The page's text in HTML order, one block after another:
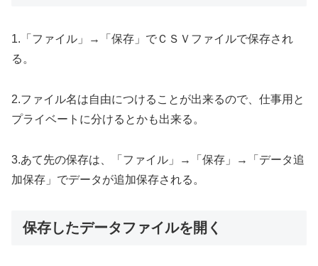
1.「ファイル」→「保存」でＣＳＶファイルで保存され
る。
2.ファイル名は自由につけることが出来るので、仕事用と
プライベートに分けるとかも出来る。
3.あて先の保存は、「ファイル」→「保存」→「データ追
加保存」でデータが追加保存される。
保存したデータファイルを開く